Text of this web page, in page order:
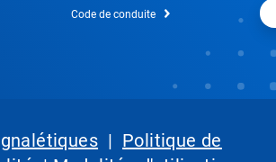
Code de conduite
| Politique de